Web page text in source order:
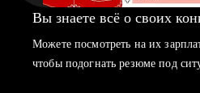
Вы знаете всё о своих
Можете посмотреть на их
чтобы подогнать резюме под